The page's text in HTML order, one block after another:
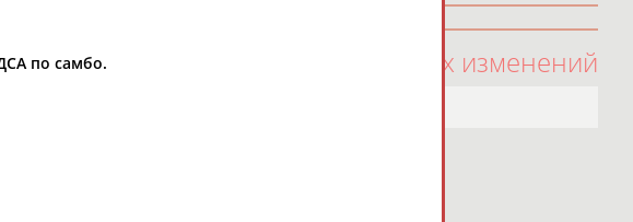
100 последних изменений
по самбо.